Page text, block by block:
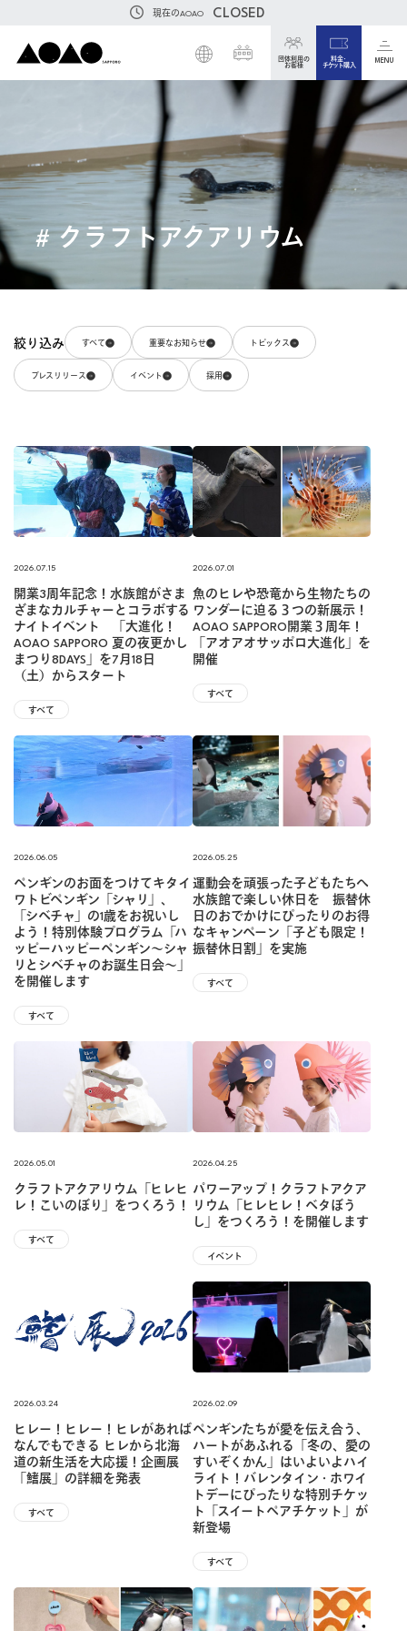
現在のAOAO CLOSED
団体利用の
お客様
料金・
チケット購入
MENU
# クラフトアクアリウム
絞り込み すべて 重要なお知らせ トピックス
プレスリリース イベント 採用
2026.07.15
開業3周年記念！水族館がさま
ざまなカルチャーとコラボする
ナイトイベント 「大進化！
AOAO SAPPORO 夏の夜更かし
まつり8DAYS」を7月18日
（土）からスタート
すべて
2026.07.01
魚のヒレや恐竜から生物たちの
ワンダーに迫る３つの新展示！
AOAO SAPPORO開業３周年！
「アオアオサッポロ大進化」を
開催
すべて
2026.06.05
ペンギンのお面をつけてキタイ
ワトビペンギン「シャリ」、
「シベチャ」の1歳をお祝いし
よう！特別体験プログラム「ハ
ッピーハッピーペンギン〜シャ
リとシベチャのお誕生日会〜」
を開催します
すべて
2026.05.25
運動会を頑張った子どもたちへ
水族館で楽しい休日を 振替休
日のおでかけにぴったりのお得
なキャンペーン「子ども限定！
振替休日割」を実施
すべて
2026.05.01
クラフトアクアリウム「ヒレヒ
レ！こいのぼり」をつくろう！
すべて
2026.04.25
パワーアップ！クラフトアクア
リウム「ヒレヒレ！ベタぼう
し」をつくろう！を開催します
イベント
2026.03.24
ヒレー！ヒレー！ヒレがあれば
なんでもできる ヒレから北海
道の新⽣活を大応援！企画展
「鰭展」の詳細を発表
すべて
2026.02.09
ペンギンたちが愛を伝え合う、
ハートがあふれる「冬の、愛の
すいぞくかん」はいよいよハイ
ライト！バレンタイン・ホワイ
トデーにぴったりな特別チケッ
ト「スイートペアチケット」が
新登場
すべて